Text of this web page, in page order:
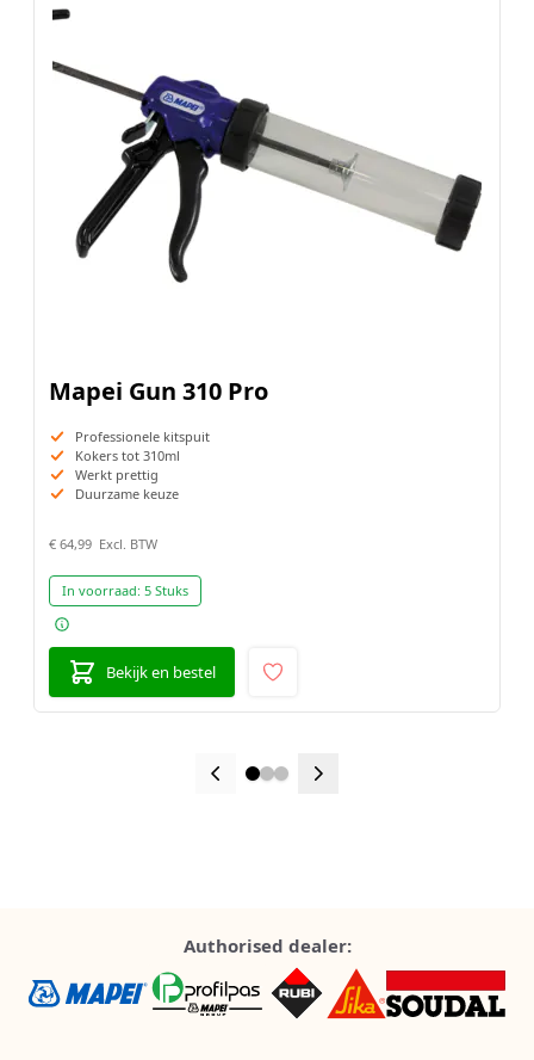
Mapei Gun 310 Pro
Professionele kitspuit
Kokers tot 310ml
Werkt prettig
Duurzame keuze
€ 64,99
In voorraad: 5 Stuks
Bekijk en bestel
Authorised dealer: